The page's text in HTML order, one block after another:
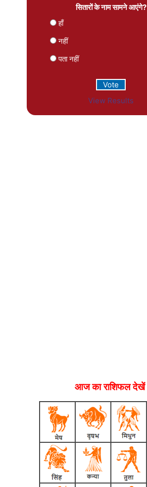
सितारों के नाम सामने आएंगे?
हाँ
नहीं
पता नहीं
View Results
आज का राशिफल देखें